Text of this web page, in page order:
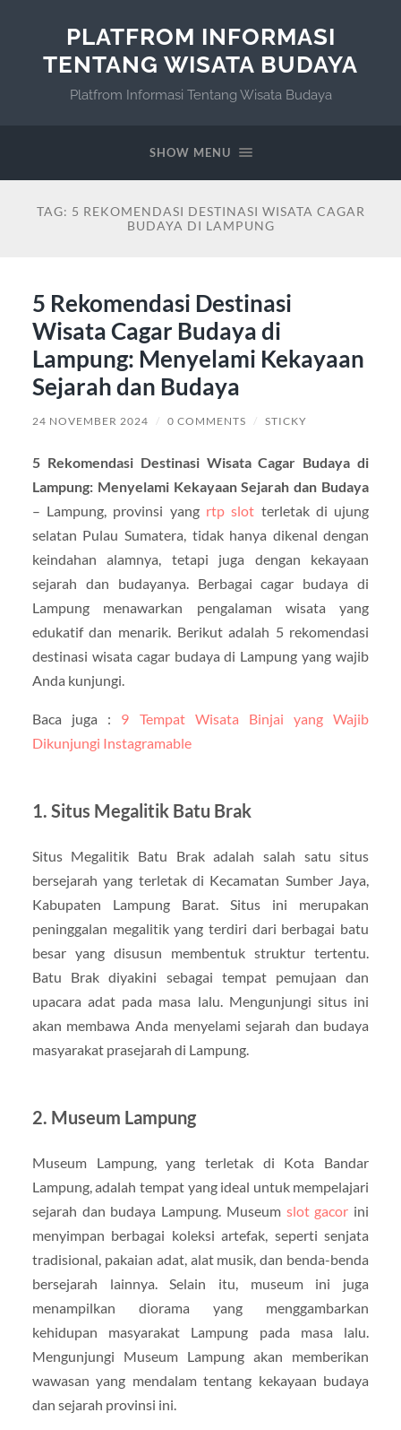
PLATFROM INFORMASI
TENTANG WISATA BUDAYA
Platfrom Informasi Tentang Wisata Budaya
SHOW MENU
TAG: 5 REKOMENDASI DESTINASI WISATA CAGAR
BUDAYA DI LAMPUNG
5 Rekomendasi Destinasi
Wisata Cagar Budaya di
Lampung: Menyelami Kekayaan
Sejarah dan Budaya
24 NOVEMBER 2024 / 0 COMMENTS / STICKY
5 Rekomendasi Destinasi Wisata Cagar Budaya di
Lampung: Menyelami Kekayaan Sejarah dan Budaya
– Lampung, provinsi yang rtp slot terletak di ujung
selatan Pulau Sumatera, tidak hanya dikenal dengan
keindahan alamnya, tetapi juga dengan kekayaan
sejarah dan budayanya. Berbagai cagar budaya di
Lampung menawarkan pengalaman wisata yang
edukatif dan menarik. Berikut adalah 5 rekomendasi
destinasi wisata cagar budaya di Lampung yang wajib
Anda kunjungi.
Baca juga : 9 Tempat Wisata Binjai yang Wajib
Dikunjungi Instagramable
1. Situs Megalitik Batu Brak
Situs Megalitik Batu Brak adalah salah satu situs
bersejarah yang terletak di Kecamatan Sumber Jaya,
Kabupaten Lampung Barat. Situs ini merupakan
peninggalan megalitik yang terdiri dari berbagai batu
besar yang disusun membentuk struktur tertentu.
Batu Brak diyakini sebagai tempat pemujaan dan
upacara adat pada masa lalu. Mengunjungi situs ini
akan membawa Anda menyelami sejarah dan budaya
masyarakat prasejarah di Lampung.
2. Museum Lampung
Museum Lampung, yang terletak di Kota Bandar
Lampung, adalah tempat yang ideal untuk mempelajari
sejarah dan budaya Lampung. Museum slot gacor ini
menyimpan berbagai koleksi artefak, seperti senjata
tradisional, pakaian adat, alat musik, dan benda-benda
bersejarah lainnya. Selain itu, museum ini juga
menampilkan diorama yang menggambarkan
kehidupan masyarakat Lampung pada masa lalu.
Mengunjungi Museum Lampung akan memberikan
wawasan yang mendalam tentang kekayaan budaya
dan sejarah provinsi ini.